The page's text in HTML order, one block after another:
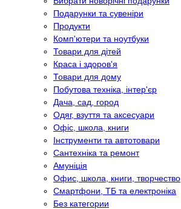
Подарунки та сувеніри
Продукти
Комп'ютери та ноутбуки
Товари для дітей
Краса і здоров'я
Товари для дому
Побутова техніка, інтер'єр
Дача, сад, город
Одяг, взуття та аксесуари
Офіс, школа, книги
Інструменти та автотовари
Сантехніка та ремонт
Амуніція
Офис, школа, книги, творчество
Смартфони, ТБ та електроніка
Без категории